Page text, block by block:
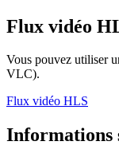
Flux vidéo
Vous pouvez utiliser
VLC).
Flux vidéo HLS
Informations